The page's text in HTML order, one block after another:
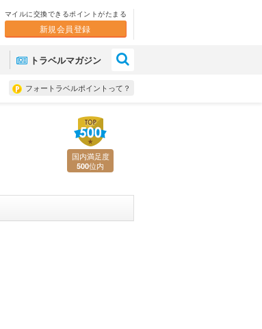
マイルに交換できるポイントがたまる
新規会員登録
トラベルマガジン
フォートラベルポイントって？
国内満足度
500位内